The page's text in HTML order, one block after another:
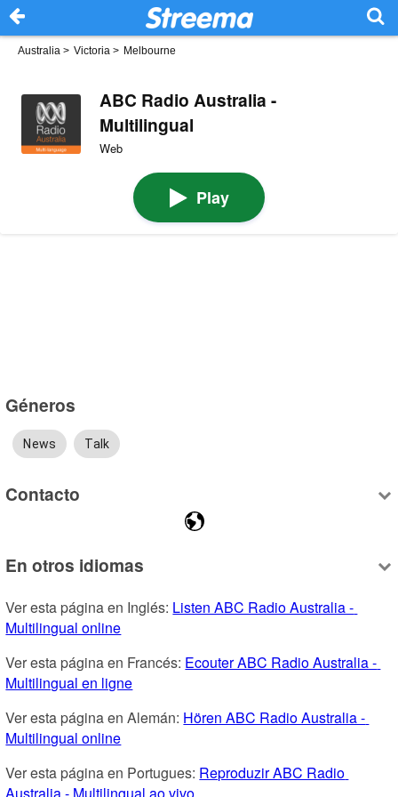
Australia > Victoria > Melbourne
ABC Radio Australia -
Multilingual
Web
Play
Géneros
News Talk
Contacto
En otros idiomas
Ver esta página en Inglés: Listen ABC Radio Australia -
Multilingual online
Ver esta página en Francés: Ecouter ABC Radio Australia -
Multilingual en ligne
Ver esta página en Alemán: Hören ABC Radio Australia -
Multilingual online
Ver esta página en Portugues: Reproduzir ABC Radio
Australia - Multilingual ao vivo